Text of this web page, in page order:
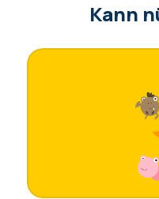
Kann